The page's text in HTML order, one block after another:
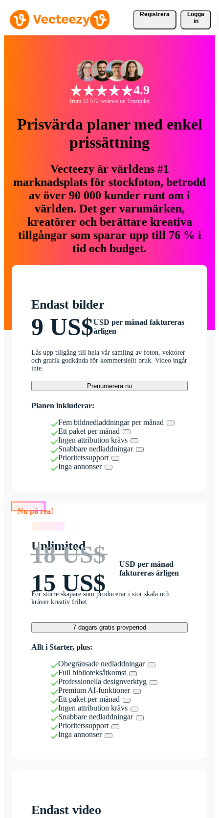
Registrera
Logga
in
4.9
from 33 572 reviews on Trustpilot
Prisvärda planer med enkel
prissättning
Vecteezy är världens #1
marknadsplats för stockfoton, betrodd
av över 90 000 kunder runt om i
världen. Det ger varumärken,
kreatörer och berättare kreativa
tillgångar som sparar upp till 76 % i
tid och budget.
Endast bilder
9 US$USD per månad faktureras
årligen
Lås upp tillgång till hela vår samling av foton, vektorer
och grafik godkända för kommersiellt bruk. Video ingår
inte.
Prenumerera nu
Planen inkluderar:
Fem bildnedladdningar per månad
Ett paket per månad
Ingen attribution krävs
Snabbare nedladdningar
Prioritetssupport
Inga annonser
Nu på rea!
Unlimited
18 US$
15 US$
USD per månad
faktureras årligen
För större skapare som producerar i stor skala och
kräver kreativ frihet
7 dagars gratis provperiod
Allt i Starter, plus:
Obegränsade nedladdningar
Full biblioteksåtkomst
Professionella designverktyg
Premium AI-funktioner
Ett paket per månad
Ingen attribution krävs
Snabbare nedladdningar
Prioritetssupport
Inga annonser
Endast video